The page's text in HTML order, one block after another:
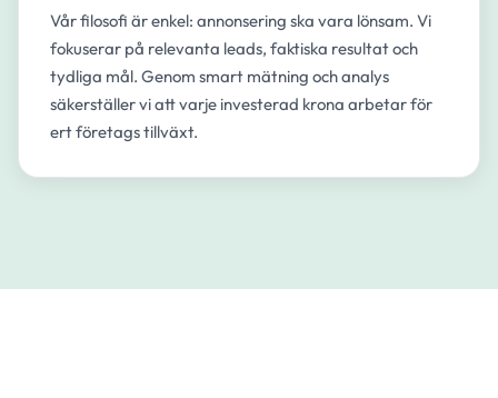
Vår filosofi är enkel: annonsering ska vara lönsam. Vi
fokuserar på relevanta leads, faktiska resultat och
tydliga mål. Genom smart mätning och analys
säkerställer vi att varje investerad krona arbetar för
ert företags tillväxt.